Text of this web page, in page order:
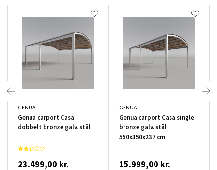
GENUA
Genua carport Casa
dobbelt bronze galv. stål
23.499,00 kr.
GENUA
Genua carport Casa single
bronze galv. stål
550x350x237 cm
15.999,00 kr.